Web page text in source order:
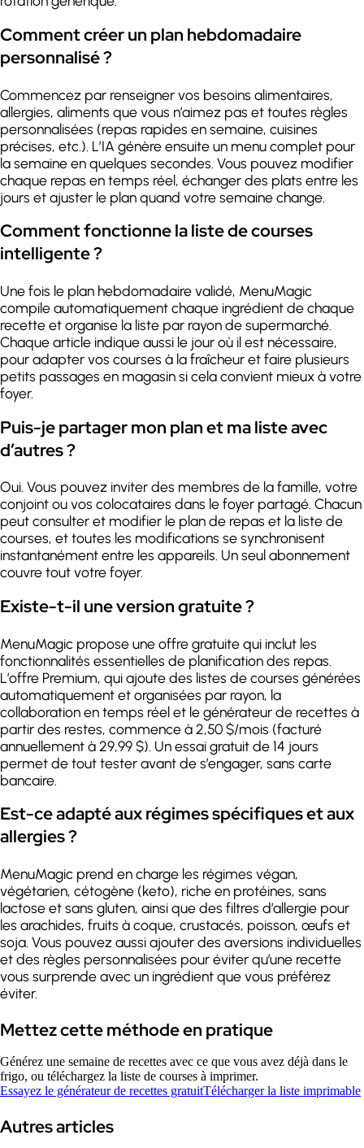
Comment créer un plan hebdomadaire
personnalisé ?
Commencez par renseigner vos besoins alimentaires,
allergies, aliments que vous n’aimez pas et toutes règles
personnalisées (repas rapides en semaine, cuisines
précises, etc.). L’IA génère ensuite un menu complet pour
la semaine en quelques secondes. Vous pouvez modifier
chaque repas en temps réel, échanger des plats entre les
jours et ajuster le plan quand votre semaine change.
Comment fonctionne la liste de courses
intelligente ?
Une fois le plan hebdomadaire validé, MenuMagic
compile automatiquement chaque ingrédient de chaque
recette et organise la liste par rayon de supermarché.
Chaque article indique aussi le jour où il est nécessaire,
pour adapter vos courses à la fraîcheur et faire plusieurs
petits passages en magasin si cela convient mieux à votre
foyer.
Puis-je partager mon plan et ma liste avec
d’autres ?
Oui. Vous pouvez inviter des membres de la famille, votre
conjoint ou vos colocataires dans le foyer partagé. Chacun
peut consulter et modifier le plan de repas et la liste de
courses, et toutes les modifications se synchronisent
instantanément entre les appareils. Un seul abonnement
couvre tout votre foyer.
Existe-t-il une version gratuite ?
MenuMagic propose une offre gratuite qui inclut les
fonctionnalités essentielles de planification des repas.
L’offre Premium, qui ajoute des listes de courses générées
automatiquement et organisées par rayon, la
collaboration en temps réel et le générateur de recettes à
partir des restes, commence à 2,50 $/mois (facturé
annuellement à 29,99 $). Un essai gratuit de 14 jours
permet de tout tester avant de s’engager, sans carte
bancaire.
Est-ce adapté aux régimes spécifiques et aux
allergies ?
MenuMagic prend en charge les régimes végan,
végétarien, cétogène (keto), riche en protéines, sans
lactose et sans gluten, ainsi que des filtres d’allergie pour
les arachides, fruits à coque, crustacés, poisson, œufs et
soja. Vous pouvez aussi ajouter des aversions individuelles
et des règles personnalisées pour éviter qu’une recette
vous surprende avec un ingrédient que vous préférez
éviter.
Mettez cette méthode en pratique
Générez une semaine de recettes avec ce que vous avez déjà dans le
frigo, ou téléchargez la liste de courses à imprimer.
Essayez le générateur de recettes gratuitTélécharger la liste imprimable
Autres articles